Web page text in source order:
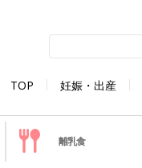
TOP 妊娠・出産
離乳食